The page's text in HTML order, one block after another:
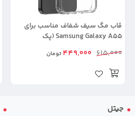
قاب مگ سیف شفاف مناسب برای
Samsung Galaxy A55 (پک
615,000
449,000تومان
جیتل